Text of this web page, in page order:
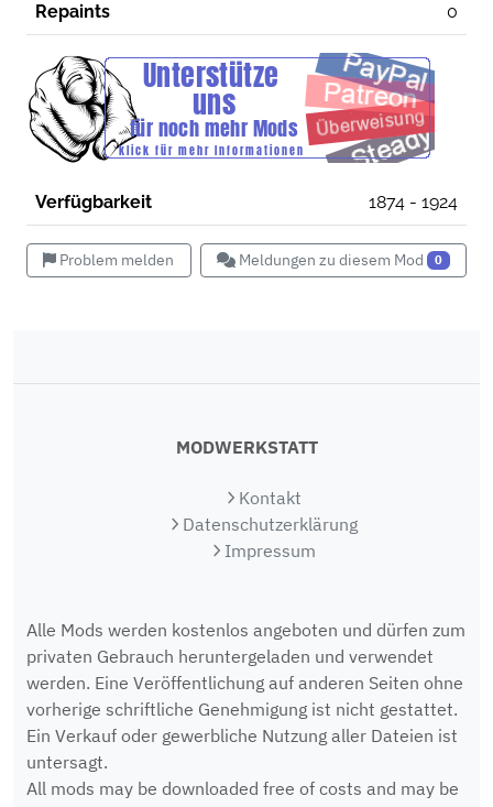
Repaints 0
Verfügbarkeit 1874 - 1924
Problem melden Meldungen zu diesem Mod 0
MODWERKSTATT
Kontakt
Datenschutzerklärung
Impressum
Alle Mods werden kostenlos angeboten und dürfen zum
privaten Gebrauch heruntergeladen und verwendet
werden. Eine Veröffentlichung auf anderen Seiten ohne
vorherige schriftliche Genehmigung ist nicht gestattet.
Ein Verkauf oder gewerbliche Nutzung aller Dateien ist
untersagt.
All mods may be downloaded free of costs and may be